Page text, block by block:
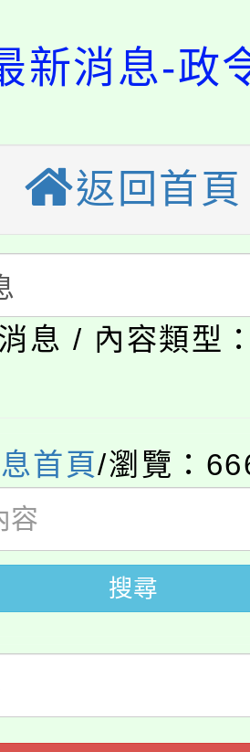
園市運動會8/
游泳池舉行。
收入戶享有免
，中低收入戶
惠，詳情可洽有
教育及科技中
增能研習
造教育及科技
習
活教案入校路
農教育專業人
」8/29、30在
。27日，桃園電
園市運動會8/
游泳池舉行。
收入戶享有免
，中低收入戶
，詳情可洽有
教育及科技中
能研習
教育及科技中
習活教案入校路
農教育專業人
新消息-政
返回首頁
息 / 內容類型
首頁/瀏覽：
搜尋